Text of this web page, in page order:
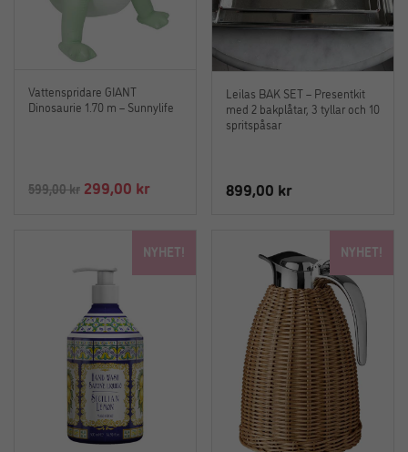
Vattenspridare GIANT
Dinosaurie 1.70 m – Sunnylife
599,00kr Det
599,00 kr.
299,00 krDet
priset
är:
299,00 kr.
Leilas BAK SET – Presentkit
med 2 bakplåtar, 3 tyllar och 10
spritspåsar
899,00 kr
NYHET! NYHET!